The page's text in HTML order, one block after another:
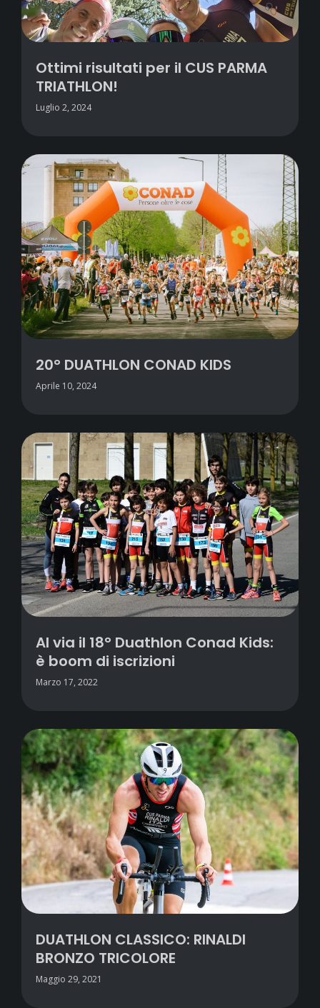
Ottimi risultati per il CUS PARMA
TRIATHLON!
Luglio 2, 2024
20° DUATHLON CONAD KIDS
Aprile 10, 2024
Al via il 18° Duathlon Conad Kids:
è boom di iscrizioni
Marzo 17, 2022
DUATHLON CLASSICO: RINALDI
BRONZO TRICOLORE
Maggio 29, 2021